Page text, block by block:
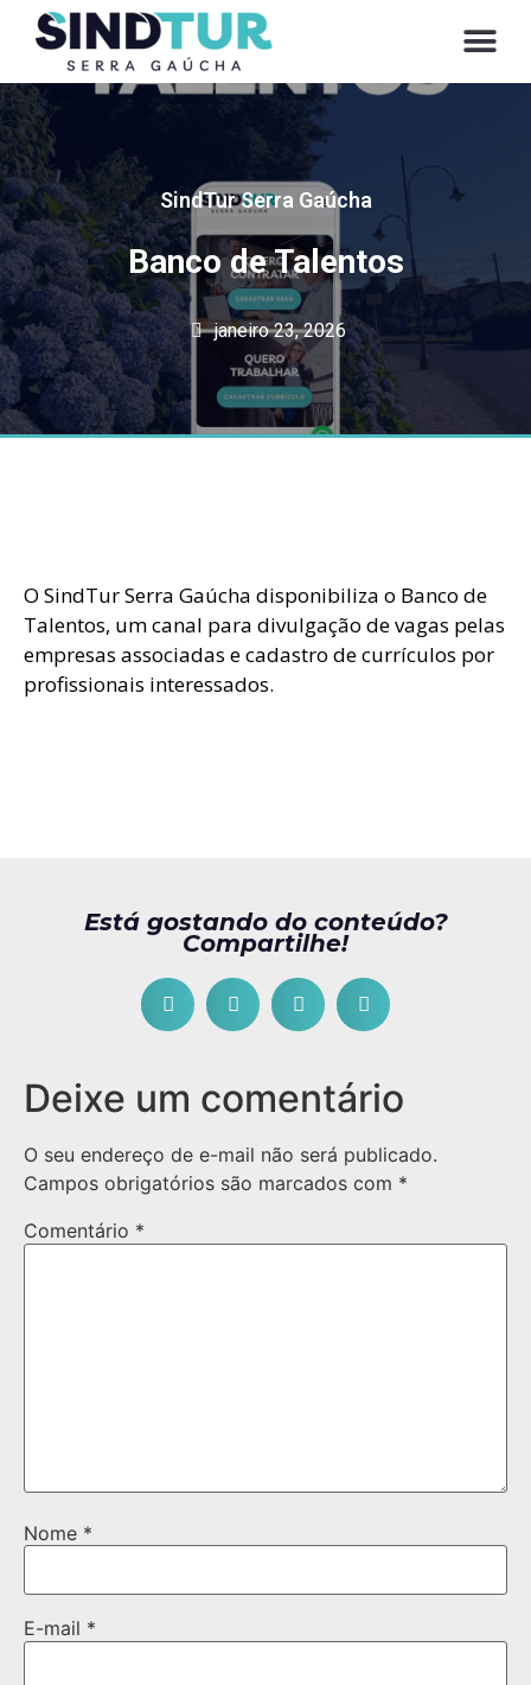
SindTur Serra Gaúcha
Banco de Talentos
janeiro 23, 2026
O SindTur Serra Gaúcha disponibiliza o Banco de
Talentos, um canal para divulgação de vagas pelas
empresas associadas e cadastro de currículos por
profissionais interessados.
Está gostando do conteúdo?
Compartilhe!
Deixe um comentário
O seu endereço de e-mail não será publicado.
Campos obrigatórios são marcados com *
Comentário *
Nome *
E-mail *